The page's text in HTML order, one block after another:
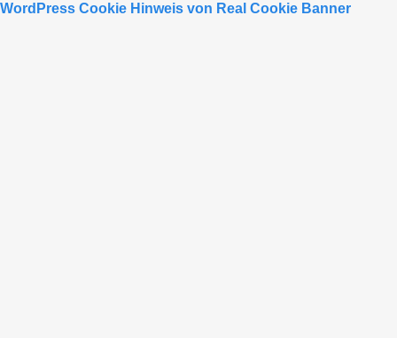
WordPress Cookie Hinweis von Real Cookie Banner